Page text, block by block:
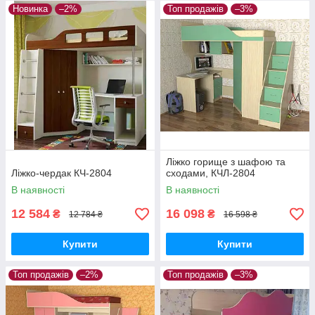
ЦВЕТА ДСП:
Новинка –2%
Ліжко-чердак КЧ-2804
В наявності
12 584 ₴ 12 784 ₴
Купити
Топ продажів –3%
Ліжко горище з шафою та
сходами, КЧЛ-2804
В наявності
16 098 ₴ 16 598 ₴
Купити
Топ продажів –2% Топ продажів –3%